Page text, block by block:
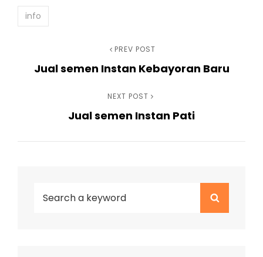
info
pos
Post
PREV POST
Jual semen Instan Kebayoran Baru
NEXT POST
Jual semen Instan Pati